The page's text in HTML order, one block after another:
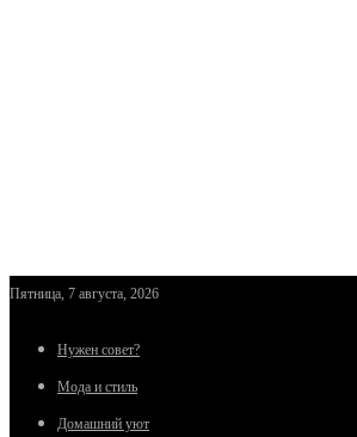
Пятница, 7 августа, 2026
Нужен совет?
Мода и стиль
Домашний уют